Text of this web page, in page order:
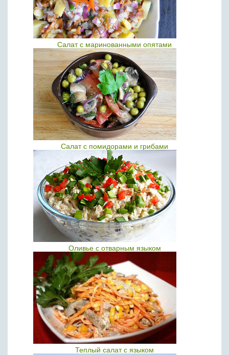
Салат с маринованными опятами
Салат с помидорами и грибами
Оливье с отварным языком
Теплый салат с языком